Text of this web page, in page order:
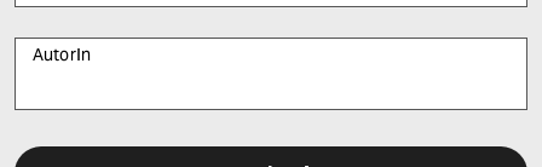
AutorIn